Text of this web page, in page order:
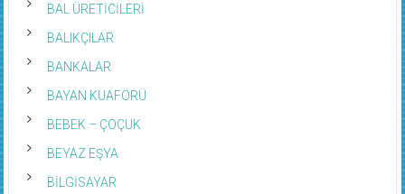
BAL ÜRETİCİLERİ
BALIKÇILAR
BANKALAR
BAYAN KUAFÖRÜ
BEBEK – ÇOÇUK
BEYAZ EŞYA
BİLGİSAYAR